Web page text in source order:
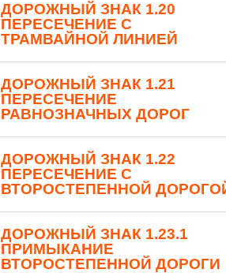
ДОРОЖНЫЙ ЗНАК 1.20
ПЕРЕСЕЧЕНИЕ С
ТРАМВАЙНОЙ ЛИНИЕЙ
ДОРОЖНЫЙ ЗНАК 1.21
ПЕРЕСЕЧЕНИЕ
РАВНОЗНАЧНЫХ ДОРОГ
ДОРОЖНЫЙ ЗНАК 1.22
ПЕРЕСЕЧЕНИЕ С
ВТОРОСТЕПЕННОЙ
ДОРОЖНЫЙ ЗНАК 1.23.1
ПРИМЫКАНИЕ
ВТОРОСТЕПЕННОЙ ДОРОГИ